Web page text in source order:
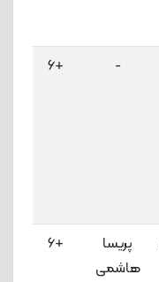
-
+6
پریسا
هاشمی
+6